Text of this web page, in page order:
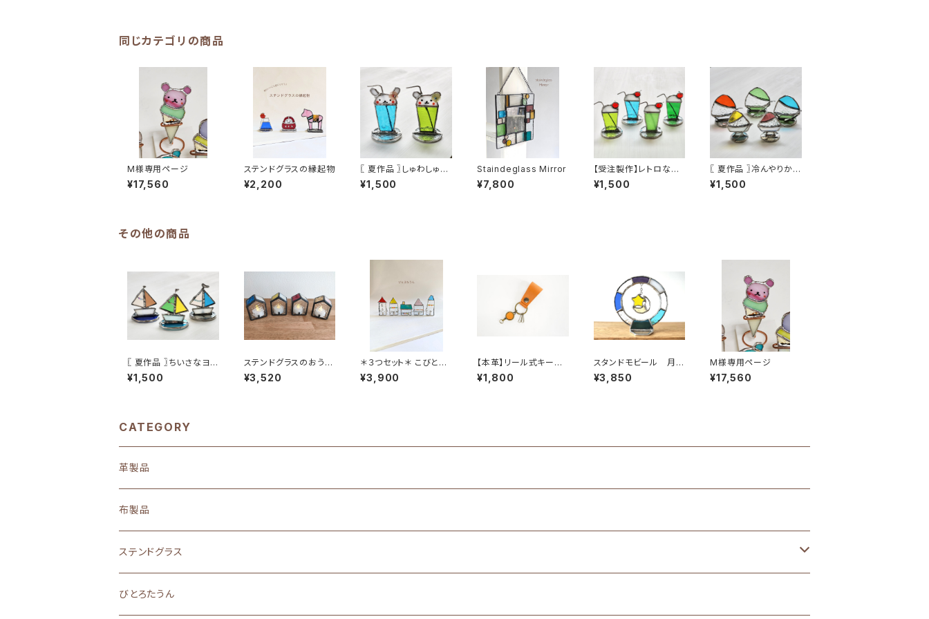
同じカテゴリの商品
M様専用ページ
¥17,560
ステンドグラスの縁起物
¥2,200
〖 夏作品 〗しゅわしゅわ
クリームソーダちゃん
¥1,500
Staindeglass Mirror
¥7,800
【受注製作】レトロなク
リームソーダ
¥1,500
〖 夏作品 〗冷んやりかき
氷
¥1,500
その他の商品
〖 夏作品 〗ちいさなヨッ
ト
¥1,500
ステンドグラスのおうち
が灯す優しい光 LED
キャンドルライト ≪受
¥3,520
＊３つセット＊ こびとの
街－びとろたうんー≪
受注生産≫
¥3,900
【本革】リール式キーホ
ルダー＊nobi-ru＊ *
**(ご希望で刻印入り)*
¥1,800
スタンドモビール 月と
星 ≪受注生産≫
¥3,850
M様専用ページ
¥17,560
CATEGORY
革製品
布製品
ステンドグラス
置物・雑貨・小物
びとろたうん